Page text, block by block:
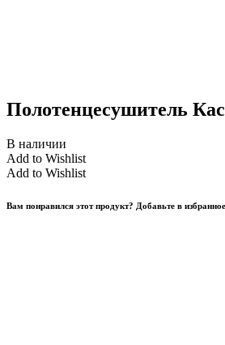
Полотенцесушитель
В наличии
Add to Wishlist
Add to Wishlist
Вам понравился этот продукт? Добавьте в